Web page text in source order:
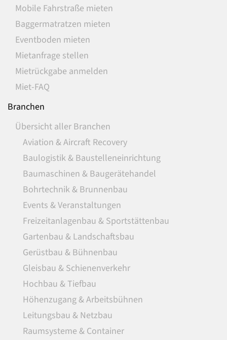
Mobile Fahrstraße mieten
Baggermatratzen mieten
Eventboden mieten
Mietanfrage stellen
Mietrückgabe anmelden
Miet-FAQ
Branchen
Übersicht aller Branchen
Aviation & Aircraft Recovery
Baulogistik & Baustelleneinrichtung
Baumaschinen & Baugerätehandel
Bohrtechnik & Brunnenbau
Events & Veranstaltungen
Freizeitanlagenbau & Sportstättenbau
Gartenbau & Landschaftsbau
Gerüstbau & Bühnenbau
Gleisbau & Schienenverkehr
Hochbau & Tiefbau
Höhenzugang & Arbeitsbühnen
Leitungsbau & Netzbau
Raumsysteme & Container